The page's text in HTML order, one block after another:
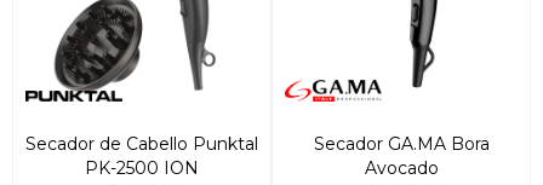
Secador de Cabello Punktal
PK-2500 ION
Secador GA.MA Bora
Avocado